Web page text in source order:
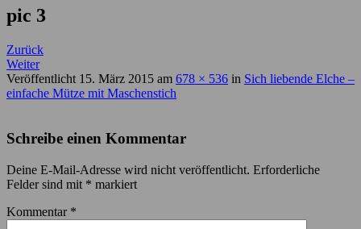
pic 3
Zurück
Weiter
Veröffentlicht 15. März 2015 am 678 × 536 in Sich liebende Elche –
einfache Mütze mit Maschenstich
Schreibe einen Kommentar
Deine E-Mail-Adresse wird nicht veröffentlicht. Erforderliche
Felder sind mit * markiert
Kommentar *